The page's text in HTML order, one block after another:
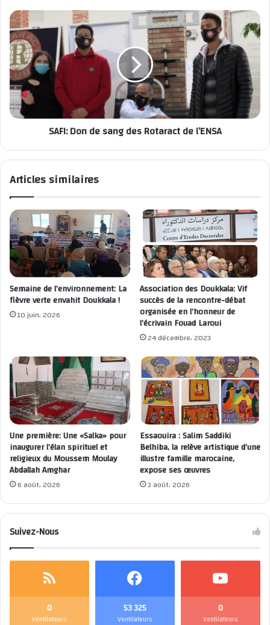
El Jadida - Culture: Une province en ébullition
SAFI: Don de sang des Rotaract de l’ENSA
Articles similaires
Semaine de l’environnement: La
fièvre verte envahit Doukkala !
10 juin، 2026
Association des Doukkala: Vif
succès de la rencontre-débat
organisée en l’honneur de
l’écrivain Fouad Laroui
24 décembre، 2023
Une première: Une «Salka» pour
inaugurer l’élan spirituel et
religieux du Moussem Moulay
Abdallah Amghar
6 août، 2026
Essaouira : Salim Saddiki
Belhiba, la relève artistique d’une
illustre famille marocaine,
expose ses œuvres
3 août، 2026
Suivez-Nous
0
Ventilateurs
53 325
Ventilateurs
0
Ventilateurs